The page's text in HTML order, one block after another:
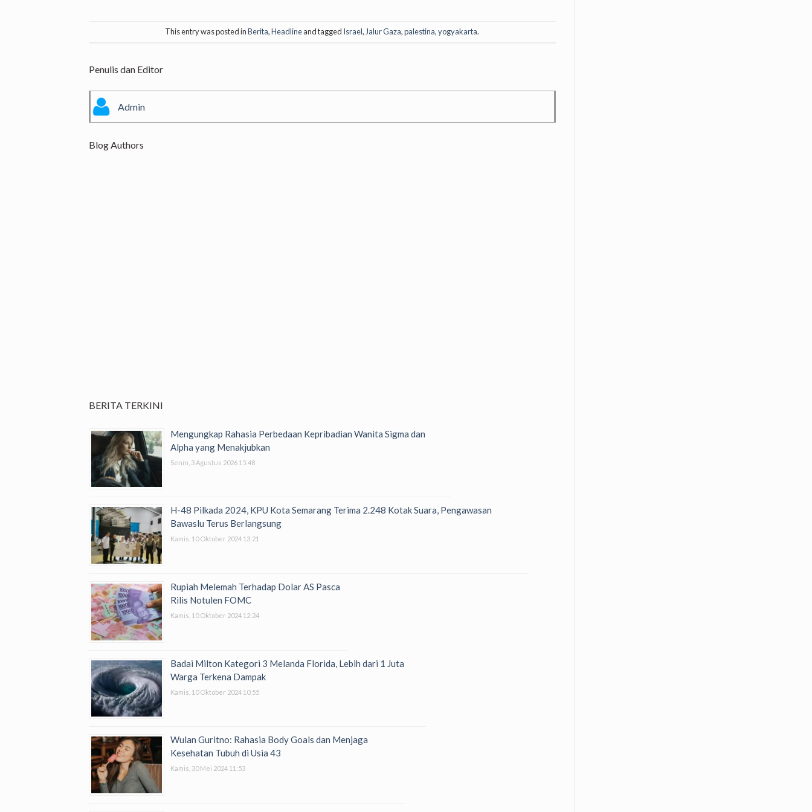
This entry was posted inBerita,Headlineand tagged Israel,Jalur Gaza,palestina,yogyakarta.
Penulis dan Editor
Admin
Blog Authors
BERITA TERKINI
Mengungkap Rahasia Perbedaan Kepribadian Wanita Sigma dan
Alpha yang Menakjubkan
Senin, 3 Agustus 2026 15:48
H-48 Pilkada 2024, KPU Kota Semarang Terima 2.248 Kotak Suara, Pengawasan
Bawaslu Terus Berlangsung
Kamis, 10 Oktober 2024 13:21
Rupiah Melemah Terhadap Dolar AS Pasca
Rilis Notulen FOMC
Kamis, 10 Oktober 2024 12:24
Badai Milton Kategori 3 Melanda Florida, Lebih dari 1 Juta
Warga Terkena Dampak
Kamis, 10 Oktober 2024 10:55
Wulan Guritno: Rahasia Body Goals dan Menjaga
Kesehatan Tubuh di Usia 43
Kamis, 30 Mei 2024 11:53